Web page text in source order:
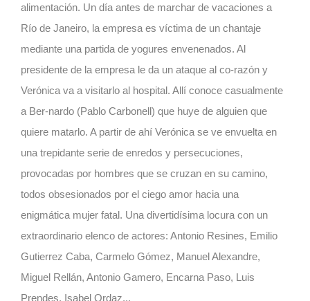
alimentación. Un día antes de marchar de vacaciones a
Río de Janeiro, la empresa es víctima de un chantaje
mediante una partida de yogures envenenados. Al
presidente de la empresa le da un ataque al co-razón y
Verónica va a visitarlo al hospital. Allí conoce casualmente
a Ber-nardo (Pablo Carbonell) que huye de alguien que
quiere matarlo. A partir de ahí Verónica se ve envuelta en
una trepidante serie de enredos y persecuciones,
provocadas por hombres que se cruzan en su camino,
todos obsesionados por el ciego amor hacia una
enigmática mujer fatal. Una divertidísima locura con un
extraordinario elenco de actores: Antonio Resines, Emilio
Gutierrez Caba, Carmelo Gómez, Manuel Alexandre,
Miguel Rellán, Antonio Gamero, Encarna Paso, Luis
Prendes, Isabel Ordaz...